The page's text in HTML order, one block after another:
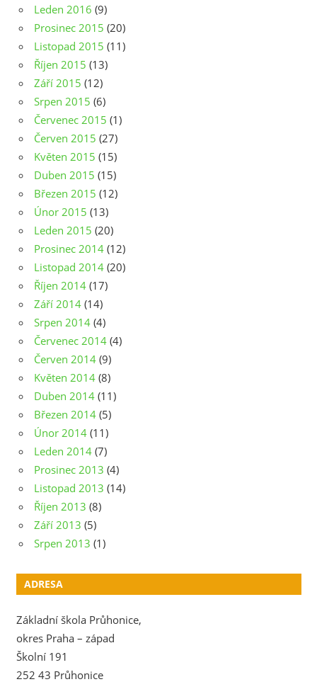
Leden 2016 (9)
Prosinec 2015 (20)
Listopad 2015 (11)
Říjen 2015 (13)
Září 2015 (12)
Srpen 2015 (6)
Červenec 2015 (1)
Červen 2015 (27)
Květen 2015 (15)
Duben 2015 (15)
Březen 2015 (12)
Únor 2015 (13)
Leden 2015 (20)
Prosinec 2014 (12)
Listopad 2014 (20)
Říjen 2014 (17)
Září 2014 (14)
Srpen 2014 (4)
Červenec 2014 (4)
Červen 2014 (9)
Květen 2014 (8)
Duben 2014 (11)
Březen 2014 (5)
Únor 2014 (11)
Leden 2014 (7)
Prosinec 2013 (4)
Listopad 2013 (14)
Říjen 2013 (8)
Září 2013 (5)
Srpen 2013 (1)
ADRESA
Základní škola Průhonice,
okres Praha – západ
Školní 191
252 43 Průhonice